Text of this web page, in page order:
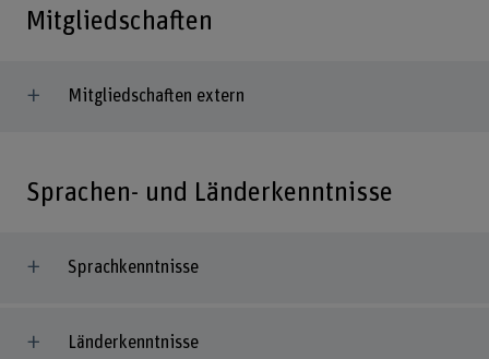
Mitgliedschaften
Mitgliedschaften extern
Sprachen- und Länderkenntnisse
Sprachkenntnisse
Länderkenntnisse